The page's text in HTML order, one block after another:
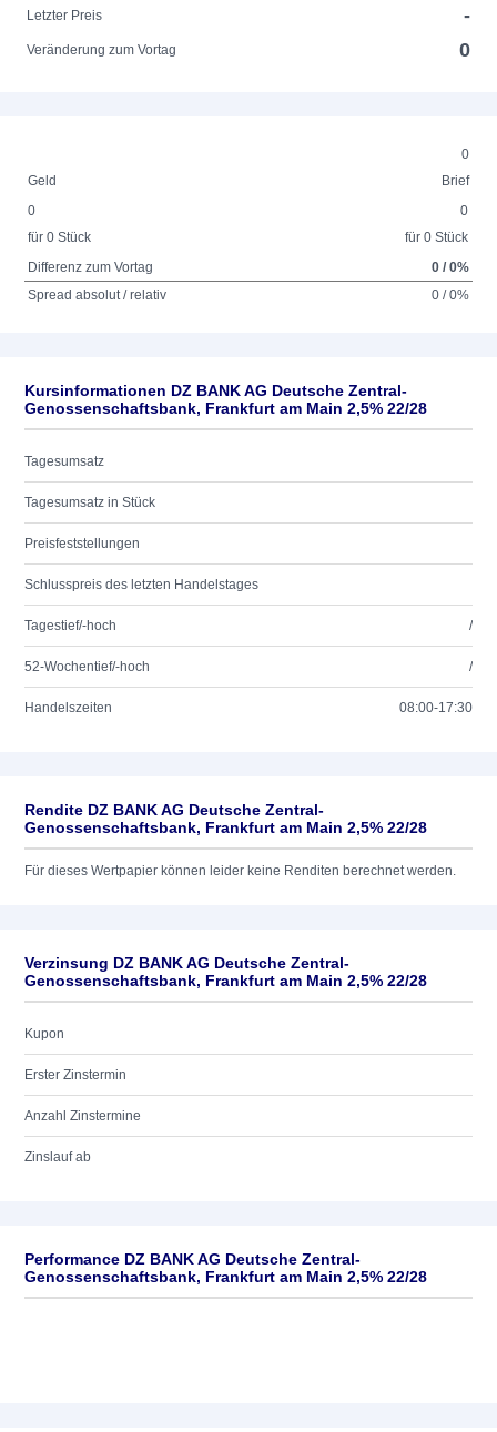
Letzter Preis
-
Veränderung zum Vortag 0
0
Geld
Brief
0
für 0 Stück
0
für 0 Stück
Differenz zum Vortag
0 / 0%
Spread absolut / relativ
0 / 0%
Kursinformationen DZ BANK AG Deutsche Zentral-
Genossenschaftsbank, Frankfurt am Main 2,5% 22/28
Tagesumsatz
Tagesumsatz in Stück
Preisfeststellungen
Schlusspreis des letzten Handelstages
Tagestief/-hoch /
52-Wochentief/-hoch /
Handelszeiten 08:00-17:30
Rendite DZ BANK AG Deutsche Zentral-
Genossenschaftsbank, Frankfurt am Main 2,5% 22/28
Für dieses Wertpapier können leider keine Renditen berechnet werden.
Verzinsung DZ BANK AG Deutsche Zentral-
Genossenschaftsbank, Frankfurt am Main 2,5% 22/28
Kupon
Erster Zinstermin
Anzahl Zinstermine
Zinslauf ab
Performance DZ BANK AG Deutsche Zentral-
Genossenschaftsbank, Frankfurt am Main 2,5% 22/28